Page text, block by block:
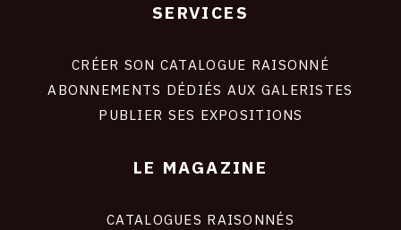
SERVICES
CRÉER SON CATALOGUE RAISONNÉ
ABONNEMENTS DÉDIÉS AUX GALERISTES
PUBLIER SES EXPOSITIONS
LE MAGAZINE
CATALOGUES RAISONNÉS